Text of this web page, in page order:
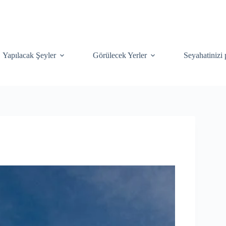
Yapılacak Şeyler Görülecek Yerler Seyahatinizi